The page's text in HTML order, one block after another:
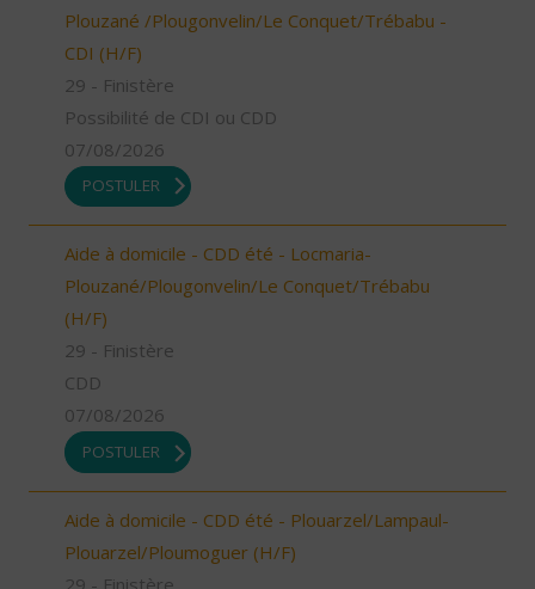
Plouzané /Plougonvelin/Le Conquet/Trébabu -
CDI (H/F)
29 - Finistère
Possibilité de CDI ou CDD
07/08/2026
POSTULER
Aide à domicile - CDD été - Locmaria-
Plouzané/Plougonvelin/Le Conquet/Trébabu
(H/F)
29 - Finistère
CDD
07/08/2026
POSTULER
Aide à domicile - CDD été - Plouarzel/Lampaul-
Plouarzel/Ploumoguer (H/F)
29 - Finistère